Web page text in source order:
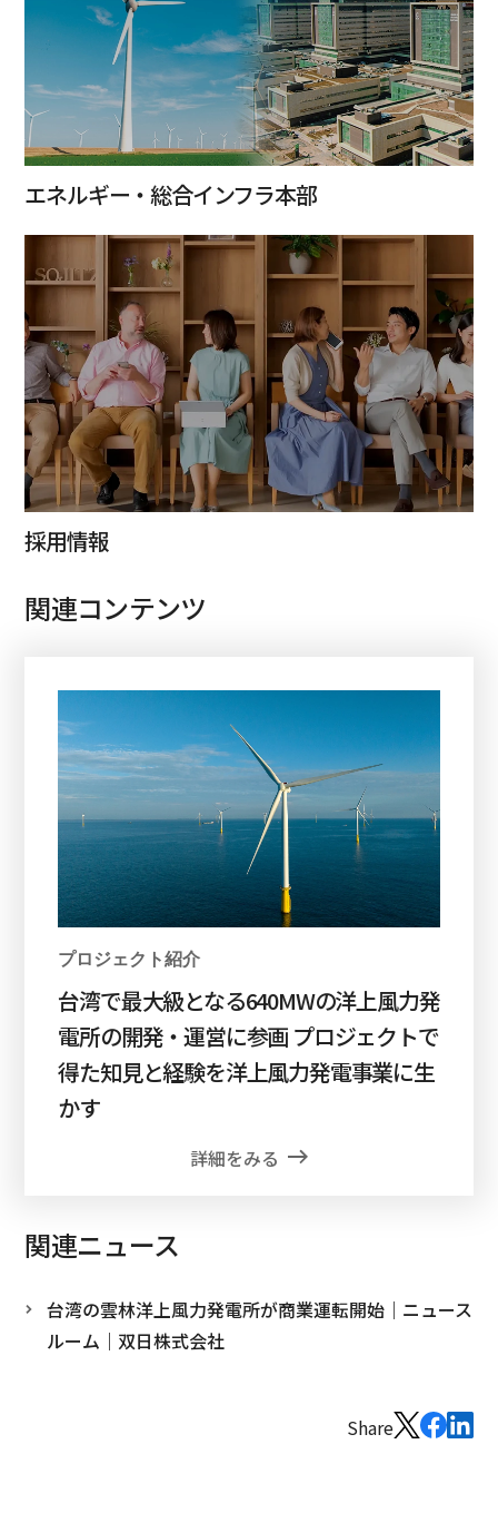
エネルギー・総合インフラ本部
採用情報
関連コンテンツ
プロジェクト紹介
台湾で最大級となる640MWの洋上風力発
電所の開発・運営に参画 プロジェクトで
得た知見と経験を洋上風力発電事業に生
かす
詳細をみる
関連ニュース
台湾の雲林洋上風力発電所が商業運転開始｜ニュース
ルーム｜双日株式会社
Share